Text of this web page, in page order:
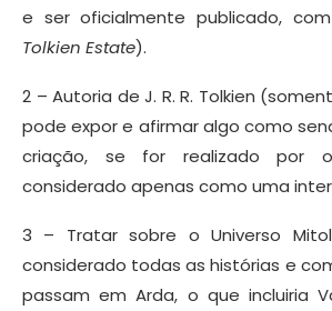
e ser oficialmente publicado,
Tolkien Estate).
2 – Autoria de J. R. R. Tolkien
pode expor e afirmar algo como
criação, se for realizado por
considerado apenas como uma
3 – Tratar sobre o Universo
considerado todas as histórias e
passam em Arda, o que incluiria